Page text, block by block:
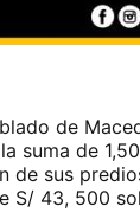
de
suma de
sus
S/ 43, 500